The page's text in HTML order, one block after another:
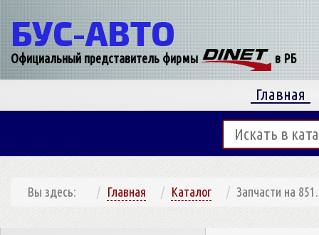
БУС-АВТО
Официальный представитель фирмы в РБ
Главная
Вы здесь: Главная Каталог Запчасти на